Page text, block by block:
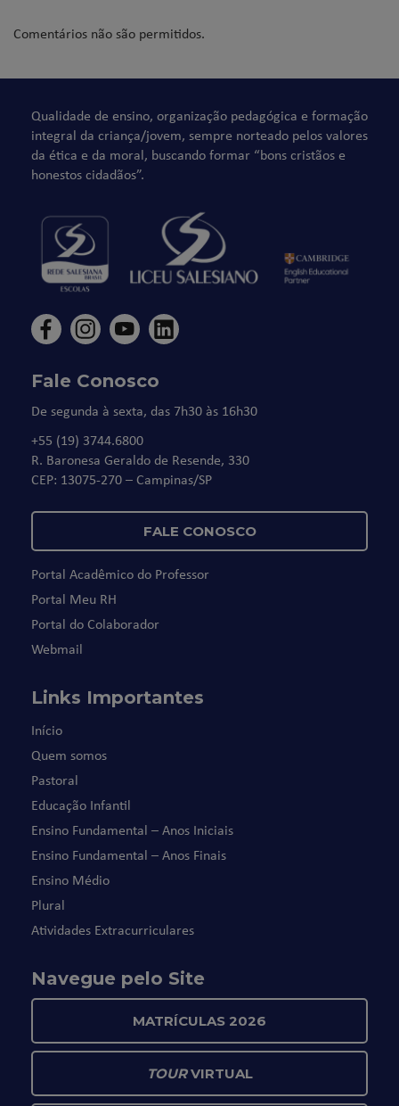
Comentários não são permitidos.
Qualidade de ensino, organização pedagógica e formação
integral da criança/jovem, sempre norteado pelos valores
da ética e da moral, buscando formar “bons cristãos e
honestos cidadãos”.
Fale Conosco
De segunda à sexta, das 7h30 às 16h30
+55 (19) 3744.6800
R. Baronesa Geraldo de Resende, 330
CEP: 13075-270 – Campinas/SP
FALE CONOSCO
Portal Acadêmico do Professor
Portal Meu RH
Portal do Colaborador
Webmail
Links Importantes
Início
Quem somos
Pastoral
Educação Infantil
Ensino Fundamental – Anos Iniciais
Ensino Fundamental – Anos Finais
Ensino Médio
Plural
Atividades Extracurriculares
Navegue pelo Site
MATRÍCULAS 2026
TOURVIRTUAL